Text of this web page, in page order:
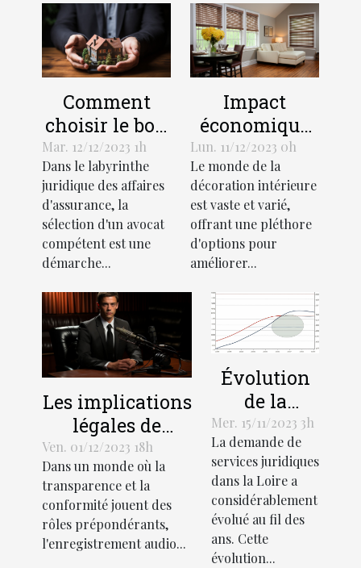
Comment
choisir le bon
avocat pour
votre affaire
d'assurance
Mar. 12/12/2023 1h
Dans le labyrinthe
juridique des affaires
d'assurance, la
sélection d'un avocat
compétent est une
démarche...
Impact
économique
de l'industrie
des stores
décoratifs
Lun. 11/12/2023 0h
Le monde de la
décoration intérieure
est vaste et varié,
offrant une pléthore
d'options pour
améliorer...
Les implications
légales de
l'enregistrement
audio lors de
recrutements
Ven. 01/12/2023 18h
Dans un monde où la
transparence et la
conformité jouent des
rôles prépondérants,
l'enregistrement audio...
Évolution
de la
demande
de services
juridiques
en Loire
Mer. 15/11/2023 3h
La demande de
services juridiques
dans la Loire a
considérablement
évolué au fil des
ans. Cette
évolution...